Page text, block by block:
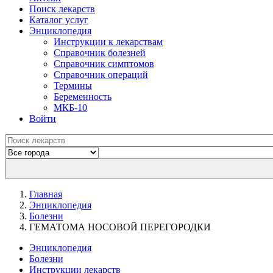
Поиск лекарств
Каталог услуг
Энциклопедия
Инструкции к лекарствам
Справочник болезней
Справочник симптомов
Справочник операций
Термины
Беременность
МКБ-10
Войти
Главная
Энциклопедия
Болезни
ГЕМАТОМА НОСОВОЙ ПЕРЕГОРОДКИ
Энциклопедия
Болезни
Инструкции лекарств